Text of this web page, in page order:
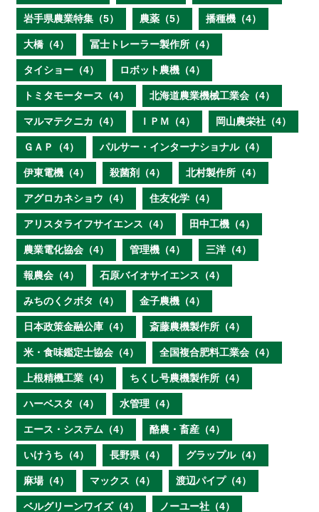
岩手県農業特集（5） 農薬（5） 播種機（4）
大橋（4） 冨士トレーラー製作所（4）
タイショー（4） ロボット農機（4）
トミタモータース（4） 北海道農業機械工業会（4）
マルマテクニカ（4） ＩＰＭ（4） 岡山農栄社（4）
ＧＡＰ（4） パルサー・インターナショナル（4）
伊東電機（4） 殺菌剤（4） 北村製作所（4）
アグロカネショウ（4） 住友化学（4）
アリスタライフサイエンス（4） 田中工機（4）
農業電化協会（4） 管理機（4） 三洋（4）
報農会（4） 石原バイオサイエンス（4）
みちのくクボタ（4） 金子農機（4）
日本政策金融公庫（4） 斎藤農機製作所（4）
米・食味鑑定士協会（4） 全国複合肥料工業会（4）
上根精機工業（4） ちくし号農機製作所（4）
ハーベスタ（4） 水管理（4）
エース・システム（4） 酪農・畜産（4）
いけうち（4） 長野県（4） グラップル（4）
麻場（4） マックス（4） 渡辺パイプ（4）
ベルグリーンワイズ（4） ノーユー社（4）